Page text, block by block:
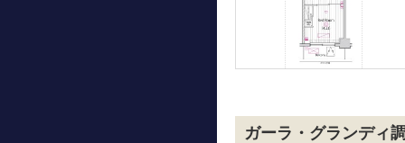
ガーラ・グランディ